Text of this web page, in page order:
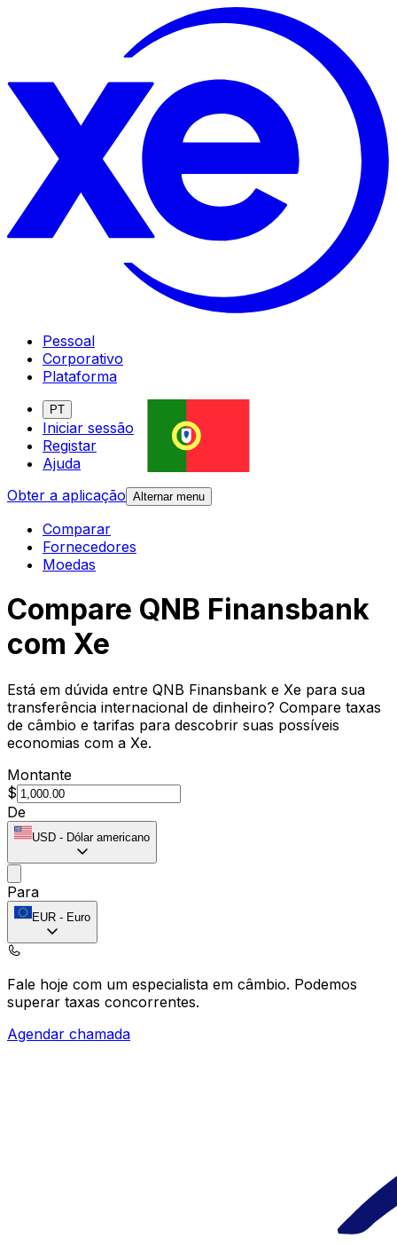
Pessoal
Corporativo
Plataforma
PT
Iniciar sessão
Registar
Ajuda
Obter a aplicação Alternar menu
Comparar
Fornecedores
Moedas
Compare QNB Finansbank
com Xe
Está em dúvida entre QNB Finansbank e Xe para sua
transferência internacional de dinheiro? Compare taxas
de câmbio e tarifas para descobrir suas possíveis
economias com a Xe.
Montante
$
De
USD - Dólar americano
Para
EUR - Euro
Fale hoje com um especialista em câmbio. Podemos
superar taxas concorrentes.
Agendar chamada